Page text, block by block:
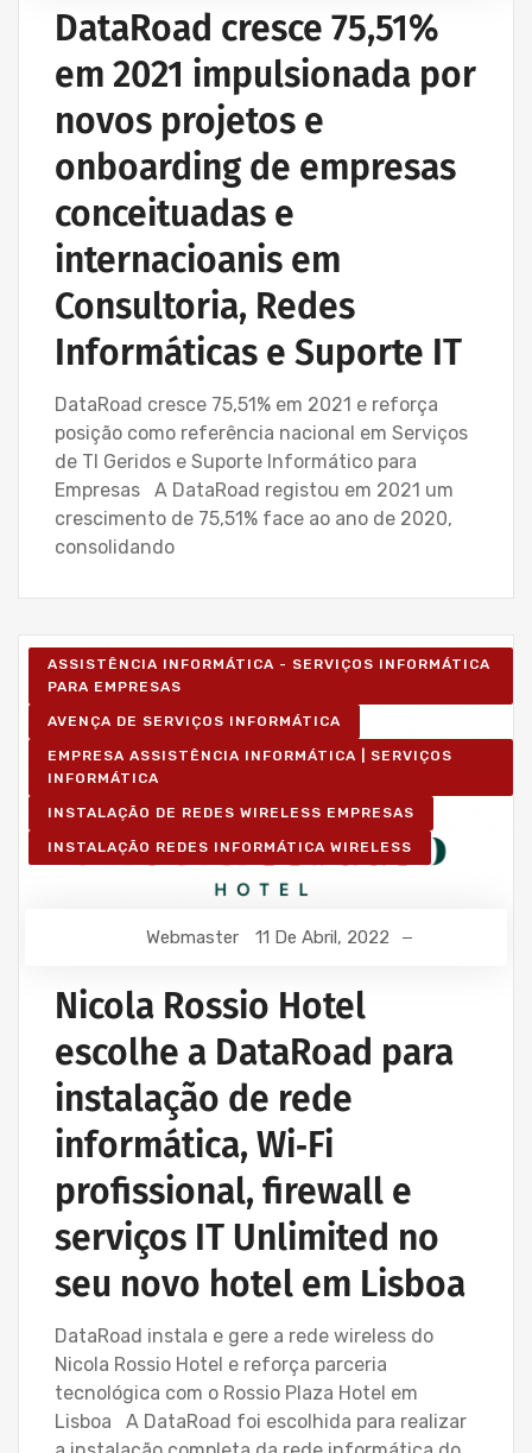
DataRoad cresce 75,51%
em 2021 impulsionada por
novos projetos e
onboarding de empresas
conceituadas e
internacioanis em
Consultoria, Redes
Informáticas e Suporte IT
DataRoad cresce 75,51% em 2021 e reforça
posição como referência nacional em Serviços
de TI Geridos e Suporte Informático para
Empresas A DataRoad registou em 2021 um
crescimento de 75,51% face ao ano de 2020,
consolidando
ASSISTÊNCIA INFORMÁTICA - SERVIÇOS INFORMÁTICA
PARA EMPRESAS
AVENÇA DE SERVIÇOS INFORMÁTICA
EMPRESA ASSISTÊNCIA INFORMÁTICA | SERVIÇOS
INFORMÁTICA
INSTALAÇÃO DE REDES WIRELESS EMPRESAS
INSTALAÇÃO REDES INFORMÁTICA WIRELESS
Webmaster 11 De Abril, 2022
Nicola Rossio Hotel
escolhe a DataRoad para
instalação de rede
informática, Wi‑Fi
profissional, firewall e
serviços IT Unlimited no
seu novo hotel em Lisboa
DataRoad instala e gere a rede wireless do
Nicola Rossio Hotel e reforça parceria
tecnológica com o Rossio Plaza Hotel em
Lisboa A DataRoad foi escolhida para realizar